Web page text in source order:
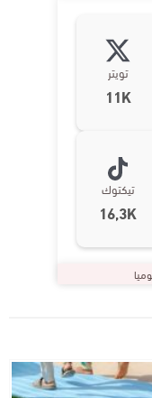
تويتر
11K
تيكتوك
16,3K